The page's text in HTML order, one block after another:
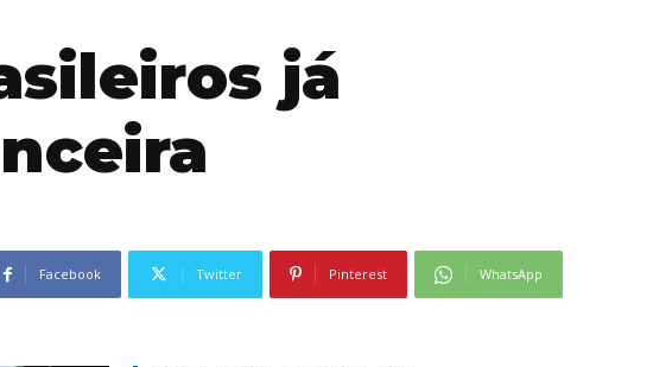
já
Facebook Twitter Pinterest WhatsApp